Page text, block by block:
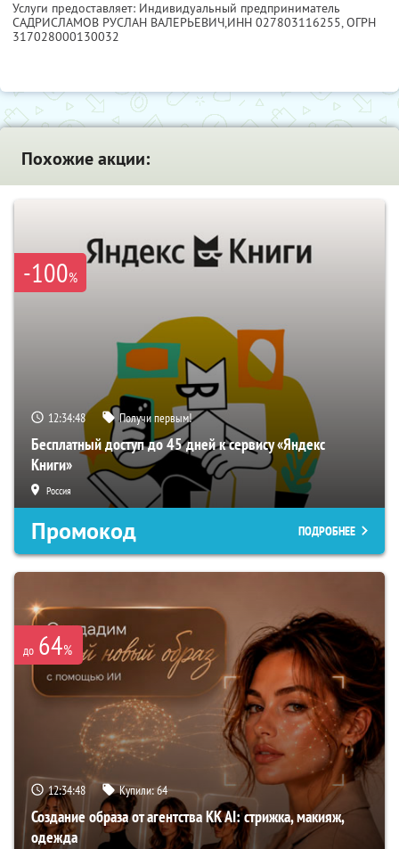
Услуги предоставляет: Индивидуальный предприниматель
САДРИСЛАМОВ РУСЛАН ВАЛЕРЬЕВИЧ,ИНН 027803116255, ОГРН
317028000130032
Похожие акции:
-100%
12:34:47 Получи первым!
Бесплатный доступ до 45 дней к сервису «Яндекс
Книги»
Россия
Промокод ПОДРОБНЕЕ
до 64%
12:34:47 Купили:64
Создание образа от агентства KK AI: стрижка, макияж,
одежда